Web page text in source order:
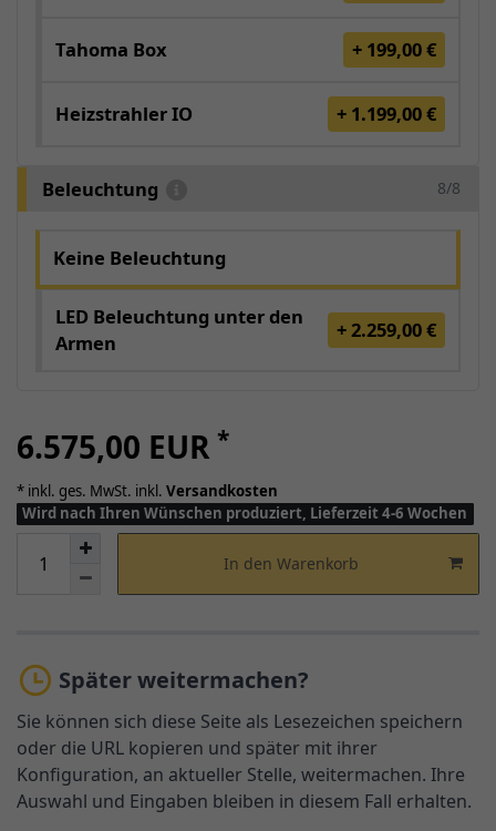
Tahoma Box + 199,00 €
Heizstrahler IO + 1.199,00 €
Beleuchtung 8/8
Keine Beleuchtung
LED Beleuchtung unter den
Armen
+ 2.259,00 €
6.575,00 EUR *
* inkl. ges. MwSt. inkl. Versandkosten
Wird nach Ihren Wünschen produziert, Lieferzeit 4-6 Wochen
In den Warenkorb
Später weitermachen?
Sie können sich diese Seite als Lesezeichen speichern
oder die URL kopieren und später mit ihrer
Konfiguration, an aktueller Stelle, weitermachen. Ihre
Auswahl und Eingaben bleiben in diesem Fall erhalten.